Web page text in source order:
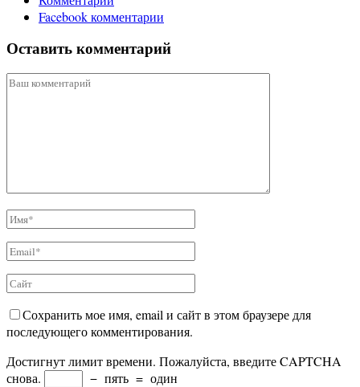
Facebook комментарии
Оставить комментарий
Сохранить мое имя, email и сайт в этом браузере для
последующего комментирования.
Достигнут лимит времени. Пожалуйста, введите CAPTCHA
снова.
− пять = один